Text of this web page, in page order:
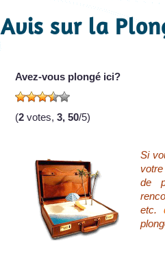
Avis sur la
Avez-vous plongé ici?
(2 votes, 3, 50/5)
Si
de
etc.